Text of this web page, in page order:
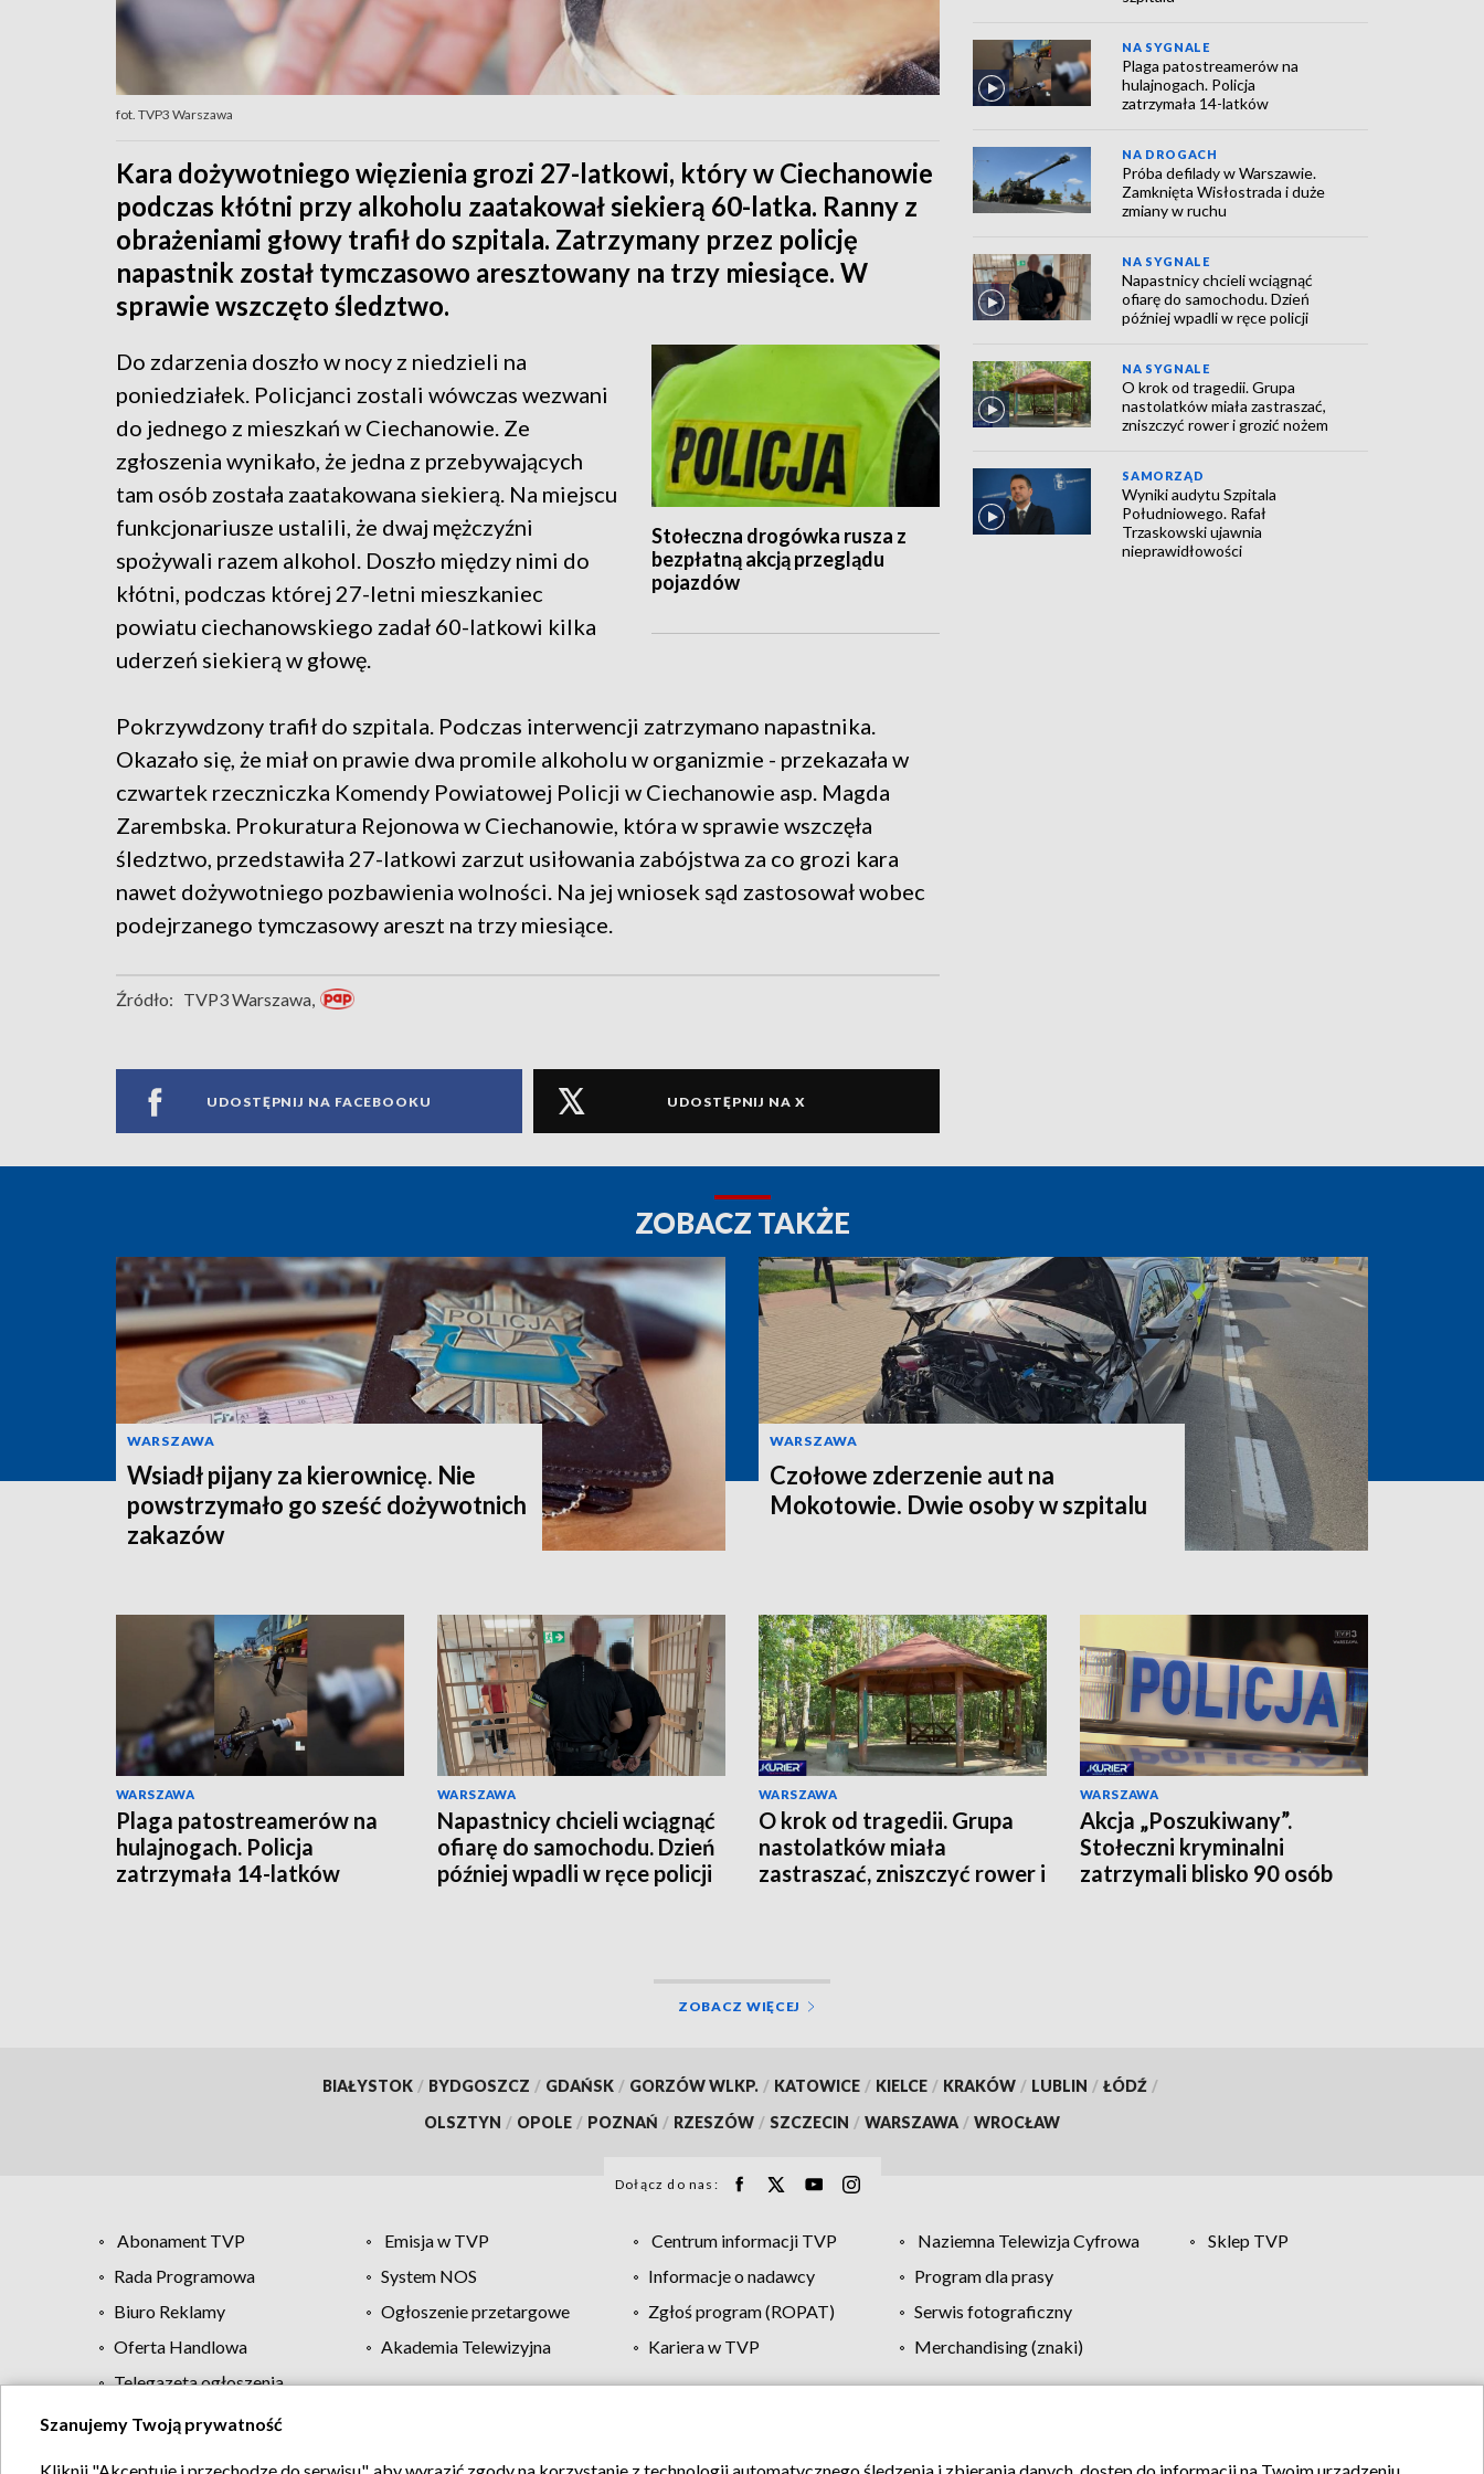
fot. TVP3 Warszawa
Kara dożywotniego więzienia grozi 27-latkowi, który w Ciechanowie
podczas kłótni przy alkoholu zaatakował siekierą 60-latka. Ranny z
obrażeniami głowy trafił do szpitala. Zatrzymany przez policję
napastnik został tymczasowo aresztowany na trzy miesiące. W
sprawie wszczęto śledztwo.
Stołeczna drogówka rusza z
bezpłatną akcją przeglądu
pojazdów
Do zdarzenia doszło w nocy z niedzieli na
poniedziałek. Policjanci zostali wówczas wezwani
do jednego z mieszkań w Ciechanowie. Ze
zgłoszenia wynikało, że jedna z przebywających
tam osób została zaatakowana siekierą. Na miejscu
funkcjonariusze ustalili, że dwaj mężczyźni
spożywali razem alkohol. Doszło między nimi do
kłótni, podczas której 27-letni mieszkaniec
powiatu ciechanowskiego zadał 60-latkowi kilka
uderzeń siekierą w głowę.
Pokrzywdzony trafił do szpitala. Podczas interwencji zatrzymano napastnika.
Okazało się, że miał on prawie dwa promile alkoholu w organizmie - przekazała w
czwartek rzeczniczka Komendy Powiatowej Policji w Ciechanowie asp. Magda
Zarembska. Prokuratura Rejonowa w Ciechanowie, która w sprawie wszczęła
śledztwo, przedstawiła 27-latkowi zarzut usiłowania zabójstwa za co grozi kara
nawet dożywotniego pozbawienia wolności. Na jej wniosek sąd zastosował wobec
podejrzanego tymczasowy areszt na trzy miesiące.
Źródło: TVP3 Warszawa,
UDOSTĘPNIJ NA FACEBOOKU UDOSTĘPNIJ NA X
NA SYGNALE
Plaga patostreamerów na
hulajnogach. Policja
zatrzymała 14-latków
NA DROGACH
Próba defilady w Warszawie.
Zamknięta Wisłostrada i duże
zmiany w ruchu
NA SYGNALE
Napastnicy chcieli wciągnąć
ofiarę do samochodu. Dzień
później wpadli w ręce policji
NA SYGNALE
O krok od tragedii. Grupa
nastolatków miała zastraszać,
zniszczyć rower i grozić nożem
SAMORZĄD
Wyniki audytu Szpitala
Południowego. Rafał
Trzaskowski ujawnia
nieprawidłowości
ZOBACZ TAKŻE
WARSZAWA
Wsiadł pijany za kierownicę. Nie
powstrzymało go sześć dożywotnich
zakazów
WARSZAWA
Czołowe zderzenie aut na
Mokotowie. Dwie osoby w szpitalu
WARSZAWA
Plaga patostreamerów na
hulajnogach. Policja
zatrzymała 14-latków
WARSZAWA
Napastnicy chcieli wciągnąć
ofiarę do samochodu. Dzień
później wpadli w ręce policji
WARSZAWA
O krok od tragedii. Grupa
nastolatków miała
zastraszać, zniszczyć rower i
WARSZAWA
Akcja „Poszukiwany”.
Stołeczni kryminalni
zatrzymali blisko 90 osób
ZOBACZ WIĘCEJ
BIAŁYSTOK / BYDGOSZCZ / GDAŃSK / GORZÓW WLKP. / KATOWICE / KIELCE / KRAKÓW / LUBLIN / ŁÓDŹ /
OLSZTYN / OPOLE / POZNAŃ / RZESZÓW / SZCZECIN / WARSZAWA / WROCŁAW
Dołącz do nas:
Abonament TVP Emisja w TVP Centrum informacji TVP Naziemna Telewizja Cyfrowa
Sklep TVP
Rada Programowa
System NOS Informacje o nadawcy
Program dla prasy
Biuro Reklamy
Ogłoszenie przetargowe Zgłoś program (ROPAT)
Serwis fotograficzny
Oferta Handlowa
Akademia Telewizyjna Kariera w TVP
Merchandising (znaki)
Telegazeta ogłoszenia
Regulamin TVP Polityka prywatności Moje zgody Pomoc Biuro reklamy Kontakt
Szanujemy Twoją prywatność